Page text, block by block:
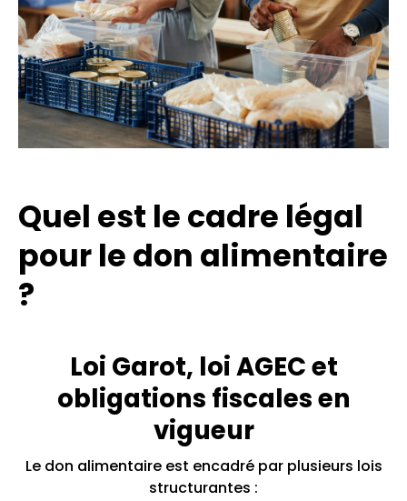
Quel est le cadre légal
pour le don alimentaire
?
Loi Garot, loi AGEC et
obligations fiscales en
vigueur
Le don alimentaire est encadré par plusieurs lois
structurantes :